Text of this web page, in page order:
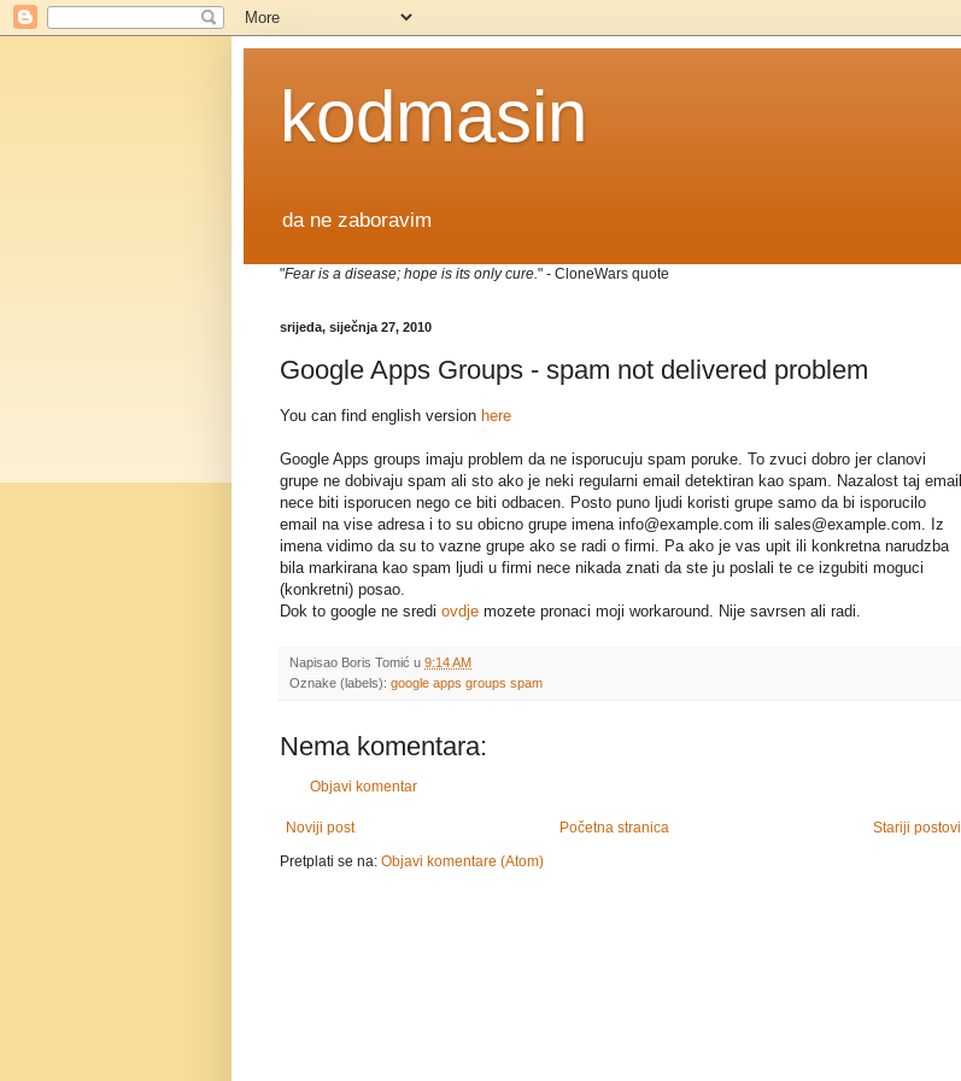
kodmasin
da ne zaboravim
"Fear is a disease; hope is its only cure." - CloneWars quote
srijeda, siječnja 27, 2010
Google Apps Groups - spam not delivered problem
You can find english version here
Google Apps groups imaju problem da ne isporucuju spam poruke. To zvuci dobro jer clanovi
grupe ne dobivaju spam ali sto ako je neki regularni email detektiran kao spam. Nazalost taj email
nece biti isporucen nego ce biti odbacen. Posto puno ljudi koristi grupe samo da bi isporucilo
email na vise adresa i to su obicno grupe imena info@example.com ili sales@example.com. Iz
imena vidimo da su to vazne grupe ako se radi o firmi. Pa ako je vas upit ili konkretna narudzba
bila markirana kao spam ljudi u firmi nece nikada znati da ste ju poslali te ce izgubiti moguci
(konkretni) posao.
Dok to google ne sredi ovdje mozete pronaci moji workaround. Nije savrsen ali radi.
Napisao Boris Tomić u 9:14 AM
Oznake (labels): google apps groups spam
Nema komentara:
Objavi komentar
Noviji post Stariji postovi
Početna stranica
Pretplati se na: Objavi komentare (Atom)